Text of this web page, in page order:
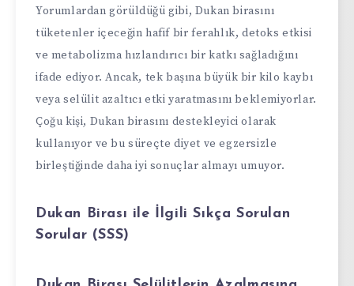
Yorumlardan görüldüğü gibi, Dukan birasını
tüketenler içeceğin hafif bir ferahlık, detoks etkisi
ve metabolizma hızlandırıcı bir katkı sağladığını
ifade ediyor. Ancak, tek başına büyük bir kilo kaybı
veya selülit azaltıcı etki yaratmasını beklemiyorlar.
Çoğu kişi, Dukan birasını destekleyici olarak
kullanıyor ve bu süreçte diyet ve egzersizle
birleştiğinde daha iyi sonuçlar almayı umuyor.
Dukan Birası ile İlgili Sıkça Sorulan
Sorular (SSS)